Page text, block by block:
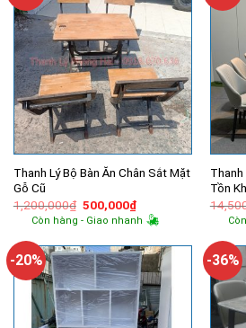
Thanh Lý Bộ Bàn Ăn Chân Sắt Mặt
Gỗ Cũ
1,200,000₫ Giá
gốc
là:
500,000₫Giá
hiện
tại
500,000₫.
Còn hàng - Giao nhanh
Thanh
Tồn
-20% -36%